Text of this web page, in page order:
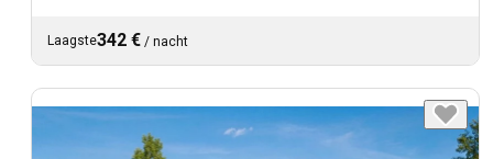
Laagste342 € / nacht